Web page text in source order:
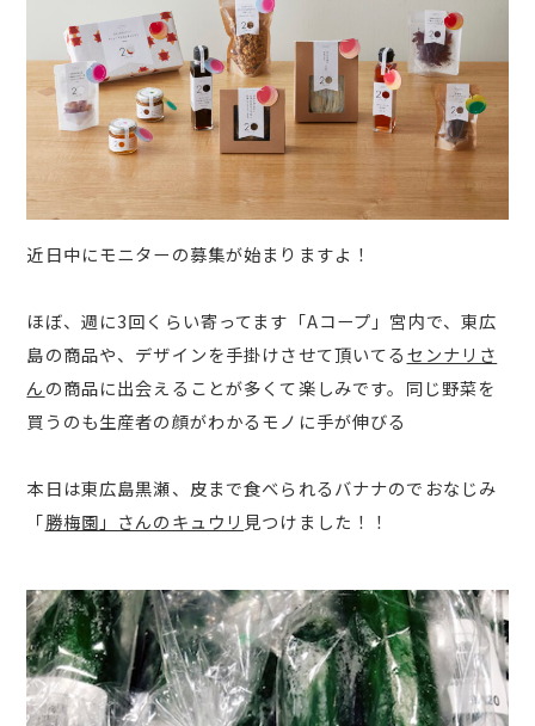
近日中にモニターの募集が始まりますよ！
ほぼ、週に3回くらい寄ってます「Aコープ」宮内で、東広
島の商品や、デザインを手掛けさせて頂いてるセンナリさ
んの商品に出会えることが多くて楽しみです。同じ野菜を
買うのも生産者の顔がわかるモノに手が伸びる
本日は東広島黒瀬、皮まで食べられるバナナのでおなじみ
「勝梅園」さんのキュウリ 見つけました！！